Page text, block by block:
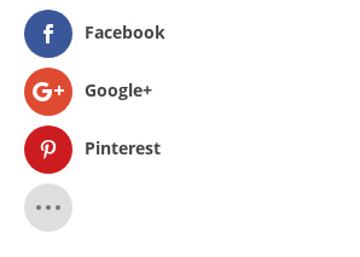
Facebook
Google+
Pinterest